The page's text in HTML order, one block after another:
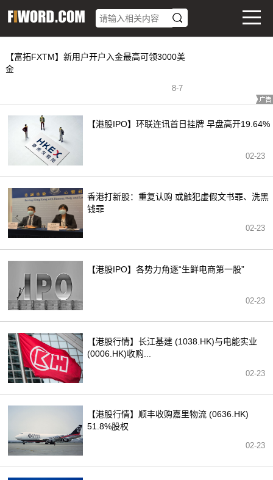
【富拓FXTM】新用户开户入金最高可领3000美
金
8-7
【港股IPO】环联连讯首日挂牌 早盘高开19.64%
02-23
香港打新股：重复认购 或触犯虚假文书罪、洗黑
钱罪
02-23
【港股IPO】各势力角逐“生鲜电商第一股”
02-23
【港股行情】长江基建 (1038.HK)与电能实业
(0006.HK)收购...
02-23
【港股行情】顺丰收购嘉里物流 (0636.HK)
51.8%股权
02-23